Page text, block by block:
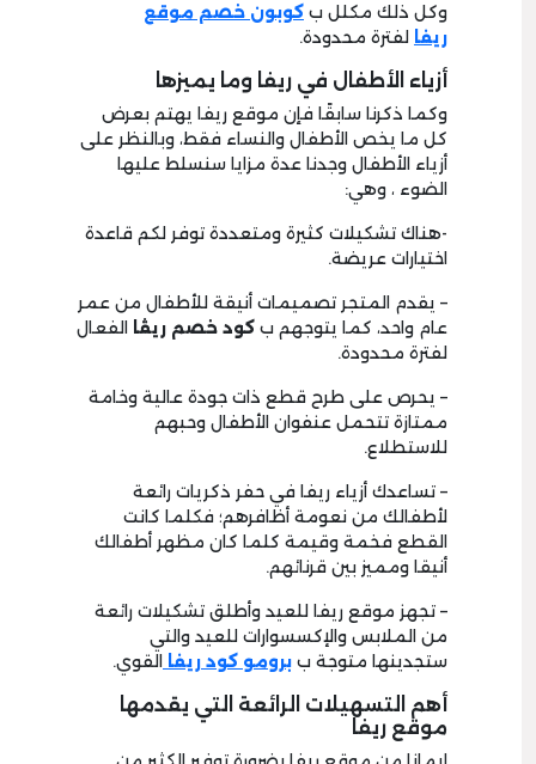
وكل ذلك مكلل ب كوبون خصم موقع
ريفا لفترة محدودة.
أزياء الأطفال في ريفا وما يميزها
وكما ذكرنا سابقًا فإن موقع ريفا يهتم بعرض
كل ما يخص الأطفال والنساء فقط، وبالنظر على
أزياء الأطفال وجدنا عدة مزايا سنسلط عليها
الضوء ، وهي:
-هناك تشكيلات كثيرة ومتعددة توفر لكم قاعدة
اختيارات عريضة.
– يقدم المتجر تصميمات أنيقة للأطفال من عمر
عام واحد، كما يتوجهم ب كود خصم ريڤا الفعال
لفترة محدودة.
– يحرص على طرح قطع ذات جودة عالية وخامة
ممتازة تتحمل عنفوان الأطفال وحبهم
للاستطلاع.
– تساعدك أزياء ريفا في حفر ذكريات رائعة
لأطفالك من نعومة أظافرهم؛ فكلما كانت
القطع فخمة وقيمة كلما كان مظهر أطفالك
أنيقا ومميز بين قرنائهم.
– تجهز موقع ريفا للعيد وأطلق تشكيلات رائعة
من الملابس والإكسسوارات للعيد والتي
ستجدينها متوجة ب برومو كود ريفا القوي.
أهم التسهيلات الرائعة التي يقدمها
موقع ريفا